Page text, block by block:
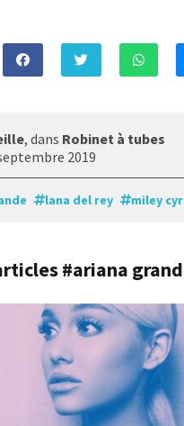
, dans Robinet à tubes
2019
lana del rey miley
#ariana